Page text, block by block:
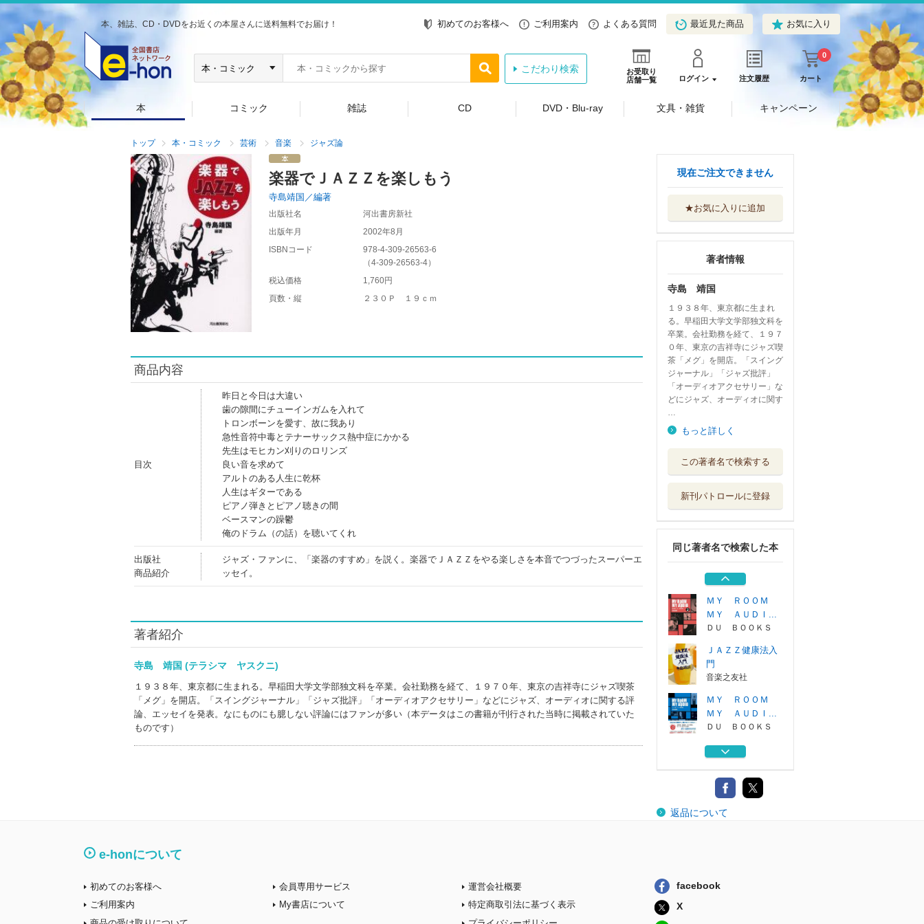
本、雑誌、CD・DVDをお近くの本屋さんに送料無料でお届け！ 初めてのお客様へ ご利用案内 よくある質問 最近見た商品 お気に入り
お受取り
店舗一覧
ログイン 注文履歴 カート
0
こだわり検索
本 コミック 雑誌 CD DVD・Blu-ray 文具・雑貨 キャンペーン
トップ 本・コミック 芸術 音楽 ジャズ論
楽器でＪＡＺＺを楽しもう
寺島靖国／編著
出版社名
河出書房新社
出版年月
2002年8月
ISBNコード
978-4-309-26563-6
（4-309-26563-4）
税込価格
1,760円
頁数・縦
２３０Ｐ １９ｃｍ
商品内容
目次
昨日と今日は大違い
歯の隙間にチューインガムを入れて
トロンボーンを愛す、故に我あり
急性音符中毒とテナーサックス熱中症にかかる
先生はモヒカン刈りのロリンズ
良い音を求めて
アルトのある人生に乾杯
人生はギターである
ピアノ弾きとピアノ聴きの間
ベースマンの躁鬱
俺のドラム（の話）を聴いてくれ
出版社
商品紹介
ジャズ・ファンに、「楽器のすすめ」を説く。楽器でＪＡＺＺをやる楽しさを本音でつづったスーパーエ
ッセイ。
著者紹介
寺島 靖国 (テラシマ ヤスクニ)
１９３８年、東京都に生まれる。早稲田大学文学部独文科を卒業。会社勤務を経て、１９７０年、東京の吉祥寺にジャズ喫茶
「メグ」を開店。「スイングジャーナル」「ジャズ批評」「オーディオアクセサリー」などにジャズ、オーディオに関する評
論、エッセイを発表。なにものにも臆しない評論にはファンが多い（本データはこの書籍が刊行された当時に掲載されていた
ものです）
現在ご注文できません
★お気に入りに追加
著者情報
寺島 靖国
１９３８年、東京都に生まれ
る。早稲田大学文学部独文科を
卒業。会社勤務を経て、１９７
０年、東京の吉祥寺にジャズ喫
茶「メグ」を開店。「スイング
ジャーナル」「ジャズ批評」
「オーディオアクセサリー」な
どにジャズ、オーディオに関す
…
もっと詳しく
この著者名で検索する
新刊パトロールに登録
同じ著者名で検索した本
ＭＹ ＡＵＤＩ...
ＪＡＺＺ遺言状
ＤＵ ＢＯＯＫＳ
ＪＡＺＺ偏愛主義
ジャズの新し...
ＤＵ ＢＯＯＫＳ
ＭＹ ＲＯＯＭ
ＭＹ ＡＵＤＩ...
ＤＵ ＢＯＯＫＳ
ＪＡＺＺ健康法入
門
音楽之友社
ＭＹ ＲＯＯＭ
ＭＹ ＡＵＤＩ...
ＤＵ ＢＯＯＫＳ
ＪＡＺＺ遺言状
ＤＵ ＢＯＯＫＳ
ＪＡＺＺ偏愛主義
ジャズの新し...
返品について
e-honについて
初めてのお客様へ
ご利用案内
会員専用サービス
My書店について
運営会社概要
特定商取引法に基づく表示
facebook
X